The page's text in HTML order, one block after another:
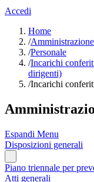
Accedi
Home
/
/Personale
/Incarichi
dirigenti)
/Incarichi
Espandi Menu
Disposizioni generali
Piano triennale per
Atti generali